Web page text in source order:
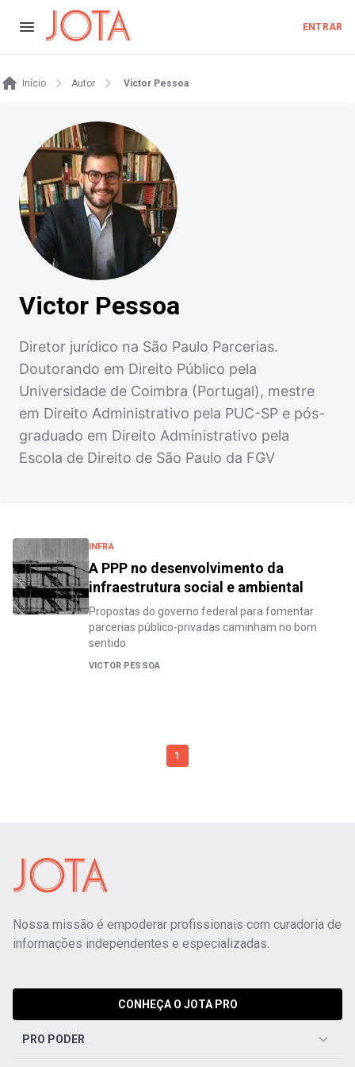
ENTRAR
Início Autor Victor Pessoa
Victor Pessoa
Diretor jurídico na São Paulo Parcerias.
Doutorando em Direito Público pela
Universidade de Coimbra (Portugal), mestre
em Direito Administrativo pela PUC-SP e pós-
graduado em Direito Administrativo pela
Escola de Direito de São Paulo da FGV
INFRA
A PPP no desenvolvimento da
infraestrutura social e ambiental
Propostas do governo federal para fomentar
parcerias público-privadas caminham no bom
sentido
VICTOR PESSOA
1
Nossa missão é empoderar profissionais com curadoria de
informações independentes e especializadas.
CONHEÇA O JOTA PRO
PRO PODER